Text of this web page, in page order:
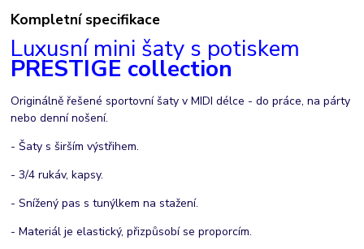
Kompletní specifikace
Luxusní mini šaty s potiskem
PRESTIGE collection
Originálně řešené sportovní šaty v MIDI délce - do práce, na párty
nebo denní nošení.
- Šaty s širším výstřihem.
- 3/4 rukáv, kapsy.
- Snížený pas s tunýlkem na stažení.
- Materiál je elastický, přizpůsobí se proporcím.